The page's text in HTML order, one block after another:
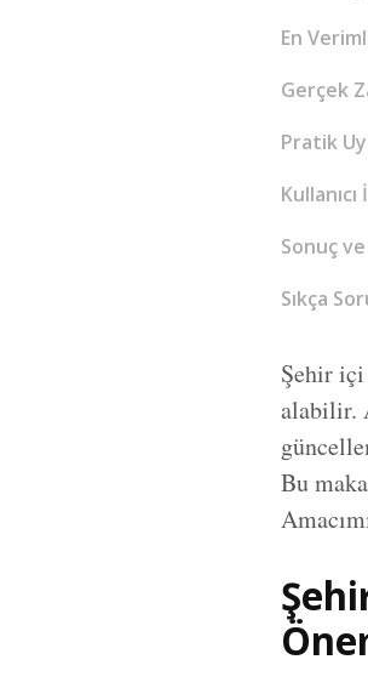
En
Gerçek
Pratik
Sonuç ve
Sıkça
Şehir
alabilir.
Bu